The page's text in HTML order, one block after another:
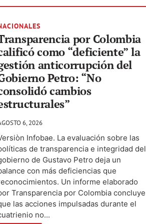
por Colombia
como “deficiente” la
anticorrupción del
Petro: “No
cambios
6, 2026
Infobae. La evaluación sobre las
de transparencia e integridad del
de Gustavo Petro deja un
con más deficiencias que
Un informe elaborado
Transparencia por Colombia concluye
las acciones impulsadas durante el
no...